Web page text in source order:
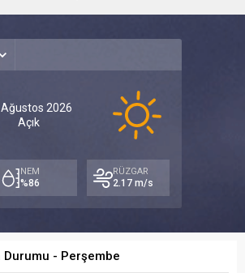
2026
Açık
NEM
%86
RÜZGAR
2.17 m/s
- Perşembe